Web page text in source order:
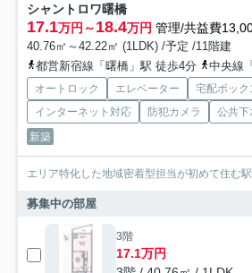
シャントロワ曙橋
17.1万円～18.4万円 管理/共益費
40.76㎡～42.22㎡ (1LDK) /予定 /11階建
都営新宿線「曙橋」駅 徒歩4分
中央線
オートロック エレベーター
宅配ボック
インターネット対応
防犯カメラ
公共下
新築
エリア特化した地域密着型担当が初めて住む
募集中の部屋
3階
17.1万円